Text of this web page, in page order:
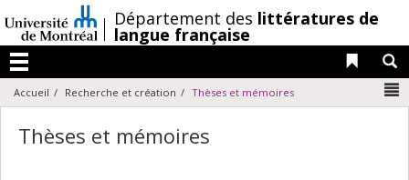
au
contenu
/Département des littératures de
langue française
Menu
Liens
Accueil Recherche et création Thèses et mémoires
Thèses et mémoires